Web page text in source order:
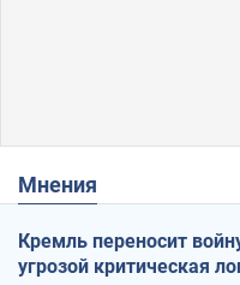
Мнения
Кремль переносит
угрозой критическая